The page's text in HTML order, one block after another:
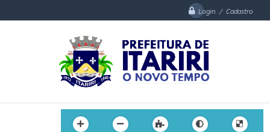
Login / Cadastro